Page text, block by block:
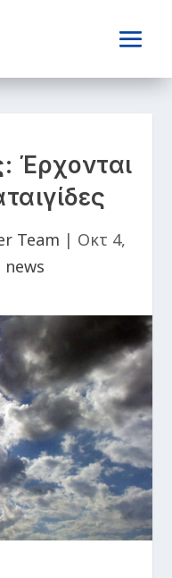
Έρχονται
Team | Οκτ 4,
news